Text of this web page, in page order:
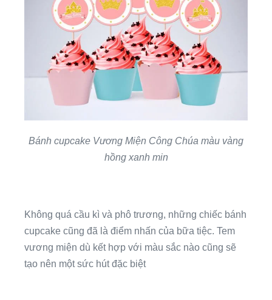
Bánh cupcake Vương Miện Công Chúa màu vàng
hồng xanh min
Không quá cầu kì và phô trương, những chiếc bánh
cupcake cũng đã là điểm nhấn của bữa tiệc. Tem
vương miện dù kết hợp với màu sắc nào cũng sẽ
tạo nên một sức hút đặc biệt